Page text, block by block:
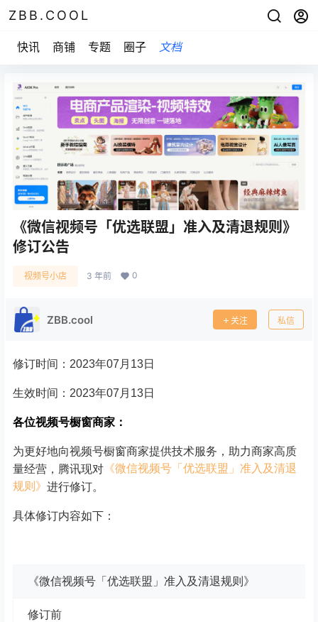
ZBB.COOL
快讯 商铺 专题 圈子 文档
《微信视频号「优选联盟」准入及清退规则》
修订公告
视频号小店 3 年前 0
ZBB.cool 关注 私信
修订时间：2023年07月13日
生效时间：2023年07月13日
各位视频号橱窗商家：
为更好地向视频号橱窗商家提供技术服务，助力商家高质
量经营，腾讯现对 《微信视频号「优选联盟」准入及清退
规则》 进行修订。
具体修订内容如下：
《微信视频号「优选联盟」准入及清退规则》
修订前